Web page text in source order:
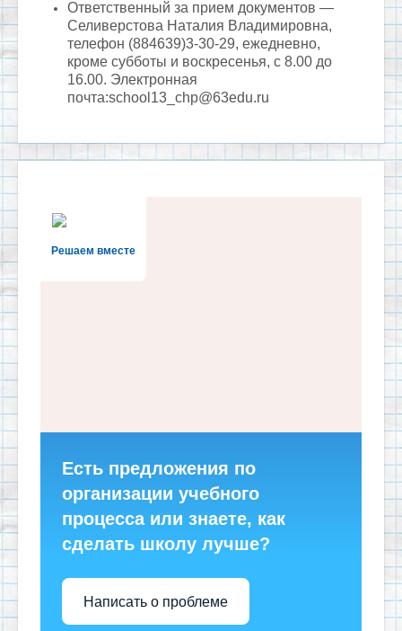
Ответственный за прием документов —
Селиверстова Наталия Владимировна,
телефон (884639)3-30-29, ежедневно,
кроме субботы и воскресенья, с 8.00 до
16.00. Электронная
почта:school13_chp@63edu.ru
Решаем вместе
Есть предложения по
организации учебного
процесса или знаете, как
сделать школу лучше?
Написать о проблеме